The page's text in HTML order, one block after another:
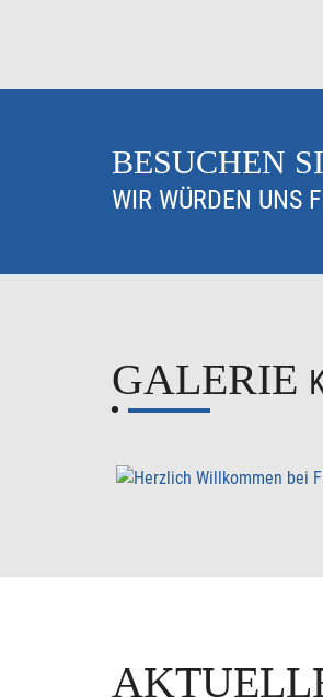
BESUCHEN
WIR WÜRDEN UNS
GALERIE